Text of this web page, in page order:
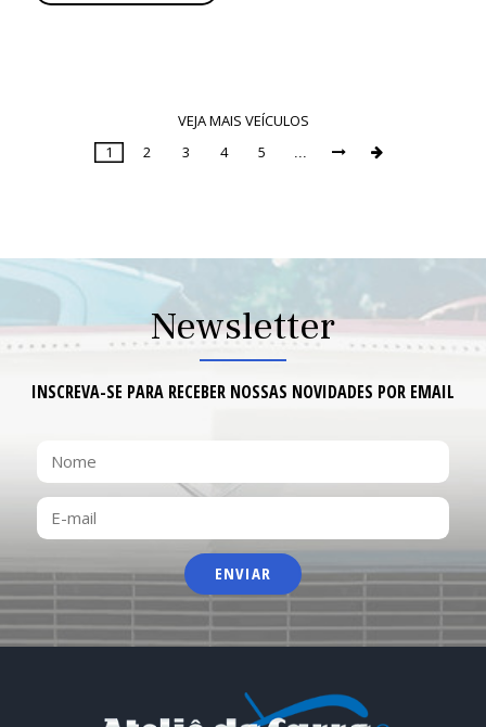
VEJA MAIS VEÍCULOS
Page
1 2 3 4 5  
Newsletter
INSCREVA-SE PARA RECEBER NOSSAS NOVIDADES POR EMAIL
NOME
E-
MAIL